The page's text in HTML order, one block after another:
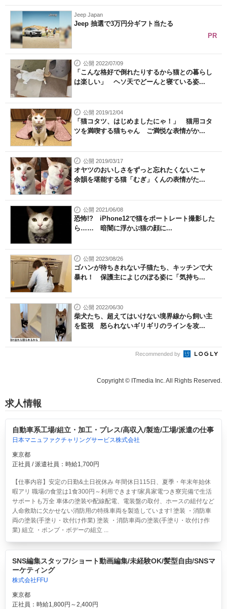
Jeep Japan
Jeep 抽選で3万円分ギフト当たる
PR
公開 2022/07/09
「こんな格好で倒れたりするから猫との暮らし
は楽しい」 ヘソ天でどーんと寝ている姿...
公開 2019/12/04
「猫コタツ、はじめましたにゃ！」 猫用コタ
ツを満喫する猫ちゃん ご満悦な表情がか...
公開 2019/03/17
オヤツのおいしさをずっと忘れたくないニャ
余韻を堪能する猫「むぎ」くんの表情がた...
公開 2021/06/08
恐怖!? iPhone12で猫をポートレート撮影した
ら…… 暗闇に浮かぶ猫の顔に...
公開 2023/08/26
ゴハンが待ちきれない子猫たち、キッチンで大
暴れ！ 保護主によじのぼる姿に「気持ち...
公開 2022/06/30
柴犬たち、超えてはいけない境界線から飼い主
を監視 怒られないギリギリのラインを攻...
Recommended by
Copyright © ITmedia Inc. All Rights Reserved.
求人情報
自動車系工場/組立・加工・プレス/高収入/製造/工場/派遣の仕事
日本マニュファクチャリングサービス株式会社
東京都
正社員 / 派遣社員：時給1,700円
【仕事内容】安定の日勤&土日祝休み 年間休日115日、夏季・年末年始休
暇アリ 職場の食堂は1食300円～利用できます!家具家電つき寮完備で生活
サポートも万全 車体の塗装や配線配電、電装盤の取付、ホースの組付など
人命救助に欠かせない消防用の特殊車両を製造しています! 塗装 ・消防車
両の塗装(手塗り・吹付け作業) 塗装 ・消防車両の塗装(手塗り・吹付け作
業) 組立 ・ポンプ・ボデーの組立 ...
SNS編集スタッフ/ショート動画編集/未経験OK/髪型自由/SNSマ
ーケティング
株式会社FFU
東京都
正社員：時給1,800円～2,400円